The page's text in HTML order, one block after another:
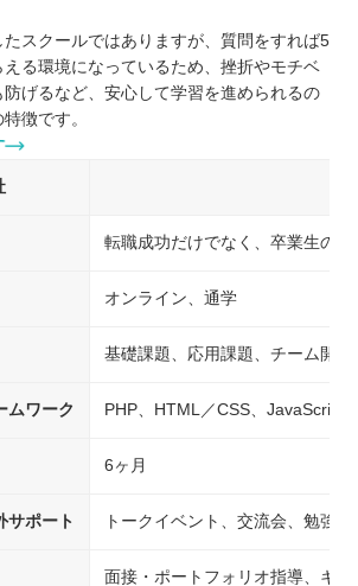
スクールではありますが、質問をすれば5
る環境になっているため、挫折やモチベ
げるなど、安心して学習を進められるの
徴です。
転職成功だけでなく、卒業生の
オンライン、通学
基礎課題、応用課題、チーム開発
ムワーク PHP、HTML／CSS、JavaScript
6ヶ月
サポート トークイベント、交流会、勉強
面接・ポートフォリオ指導、キ